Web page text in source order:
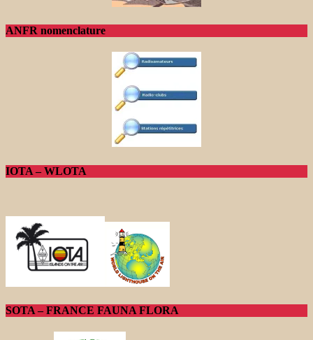
ANFR nomenclature
IOTA – WLOTA
SOTA – FRANCE FAUNA FLORA